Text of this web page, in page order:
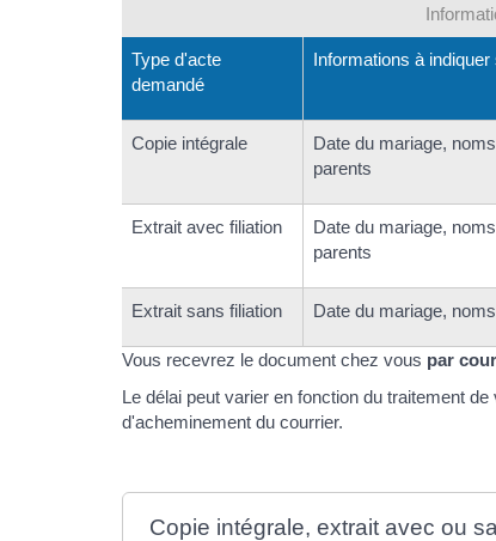
Type d'acte
demandé
Informations à
Copie intégrale
Date du mariage,
parents
Extrait avec filiation
Date du mariage,
parents
Extrait sans filiation Date du mariage,
Vous recevrez le document chez vous par
Le délai peut varier en fonction du traitement
d'acheminement du courrier.
Copie intégrale, extrait avec ou